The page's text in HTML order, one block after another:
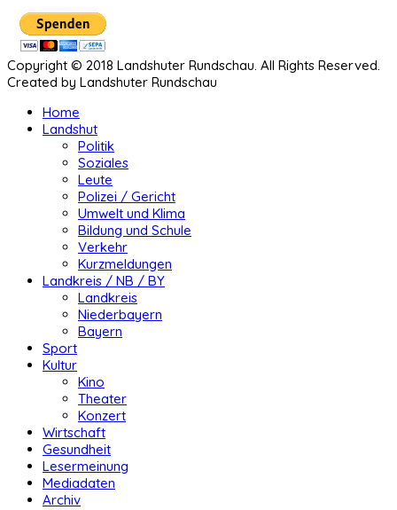
Copyright © 2018 Landshuter Rundschau. All Rights Reserved.
Created by Landshuter Rundschau
Home
Landshut
Politik
Soziales
Leute
Polizei / Gericht
Umwelt und Klima
Bildung und Schule
Verkehr
Kurzmeldungen
Landkreis / NB / BY
Landkreis
Niederbayern
Bayern
Sport
Kultur
Kino
Theater
Konzert
Wirtschaft
Gesundheit
Lesermeinung
Mediadaten
Archiv